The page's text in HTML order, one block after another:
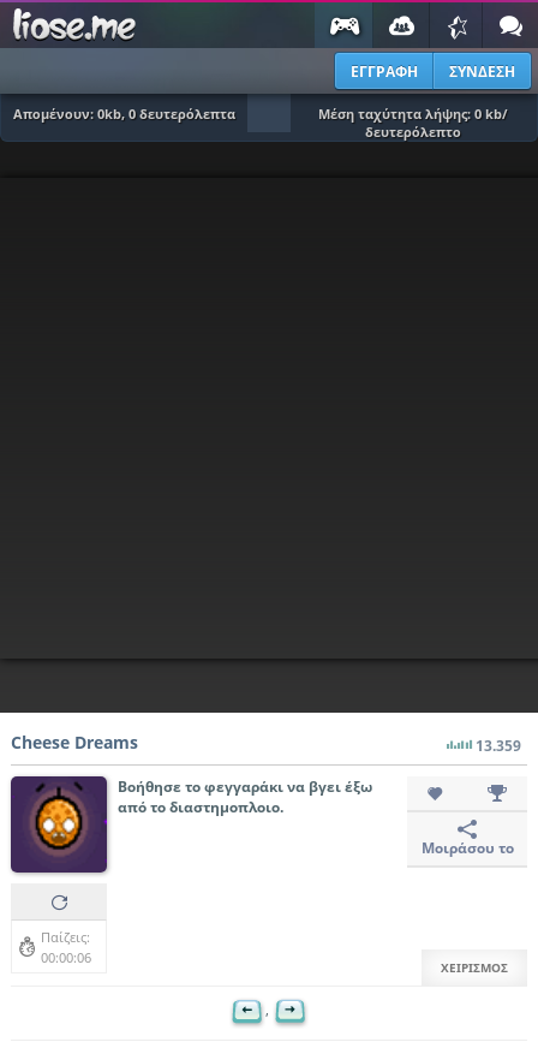
ΕΓΓΡΑΦΗ ΣΥΝΔΕΣΗ
Απομένουν:0kb,0δευτερόλεπτα Μέση ταχύτητα λήψης:0kb/
δευτερόλεπτο
Cheese Dreams 13.359
Παίζεις:
00:00:06
Μοιράσου το
Βοήθησε το φεγγαράκι να βγει έξω
από το διαστημοπλοιο.
ΧΕΙΡΙΣΜΟΣ
,